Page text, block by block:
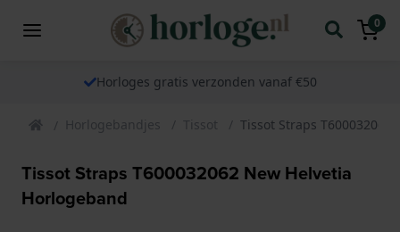
0
Horloges gratis verzonden vanaf €50
Horlogebandjes Tissot Tissot Straps
Tissot Straps T600032062 New Helvetia
Horlogeband